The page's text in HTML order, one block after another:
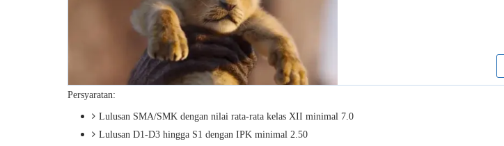
Persyaratan:
Lulusan SMA/SMK dengan nilai rata-rata kelas XII minimal 7.0
Lulusan D1-D3 hingga S1 dengan IPK minimal 2.50